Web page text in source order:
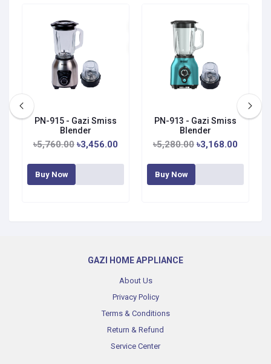
PN-915 - Gazi Smiss
Blender
৳5,760.00 ৳3,456.00
Buy Now
PN-913 - Gazi Smiss
Blender
৳5,280.00 ৳3,168.00
Buy Now
GAZI HOME APPLIANCE
About Us
Privacy Policy
Terms & Conditions
Return & Refund
Service Center